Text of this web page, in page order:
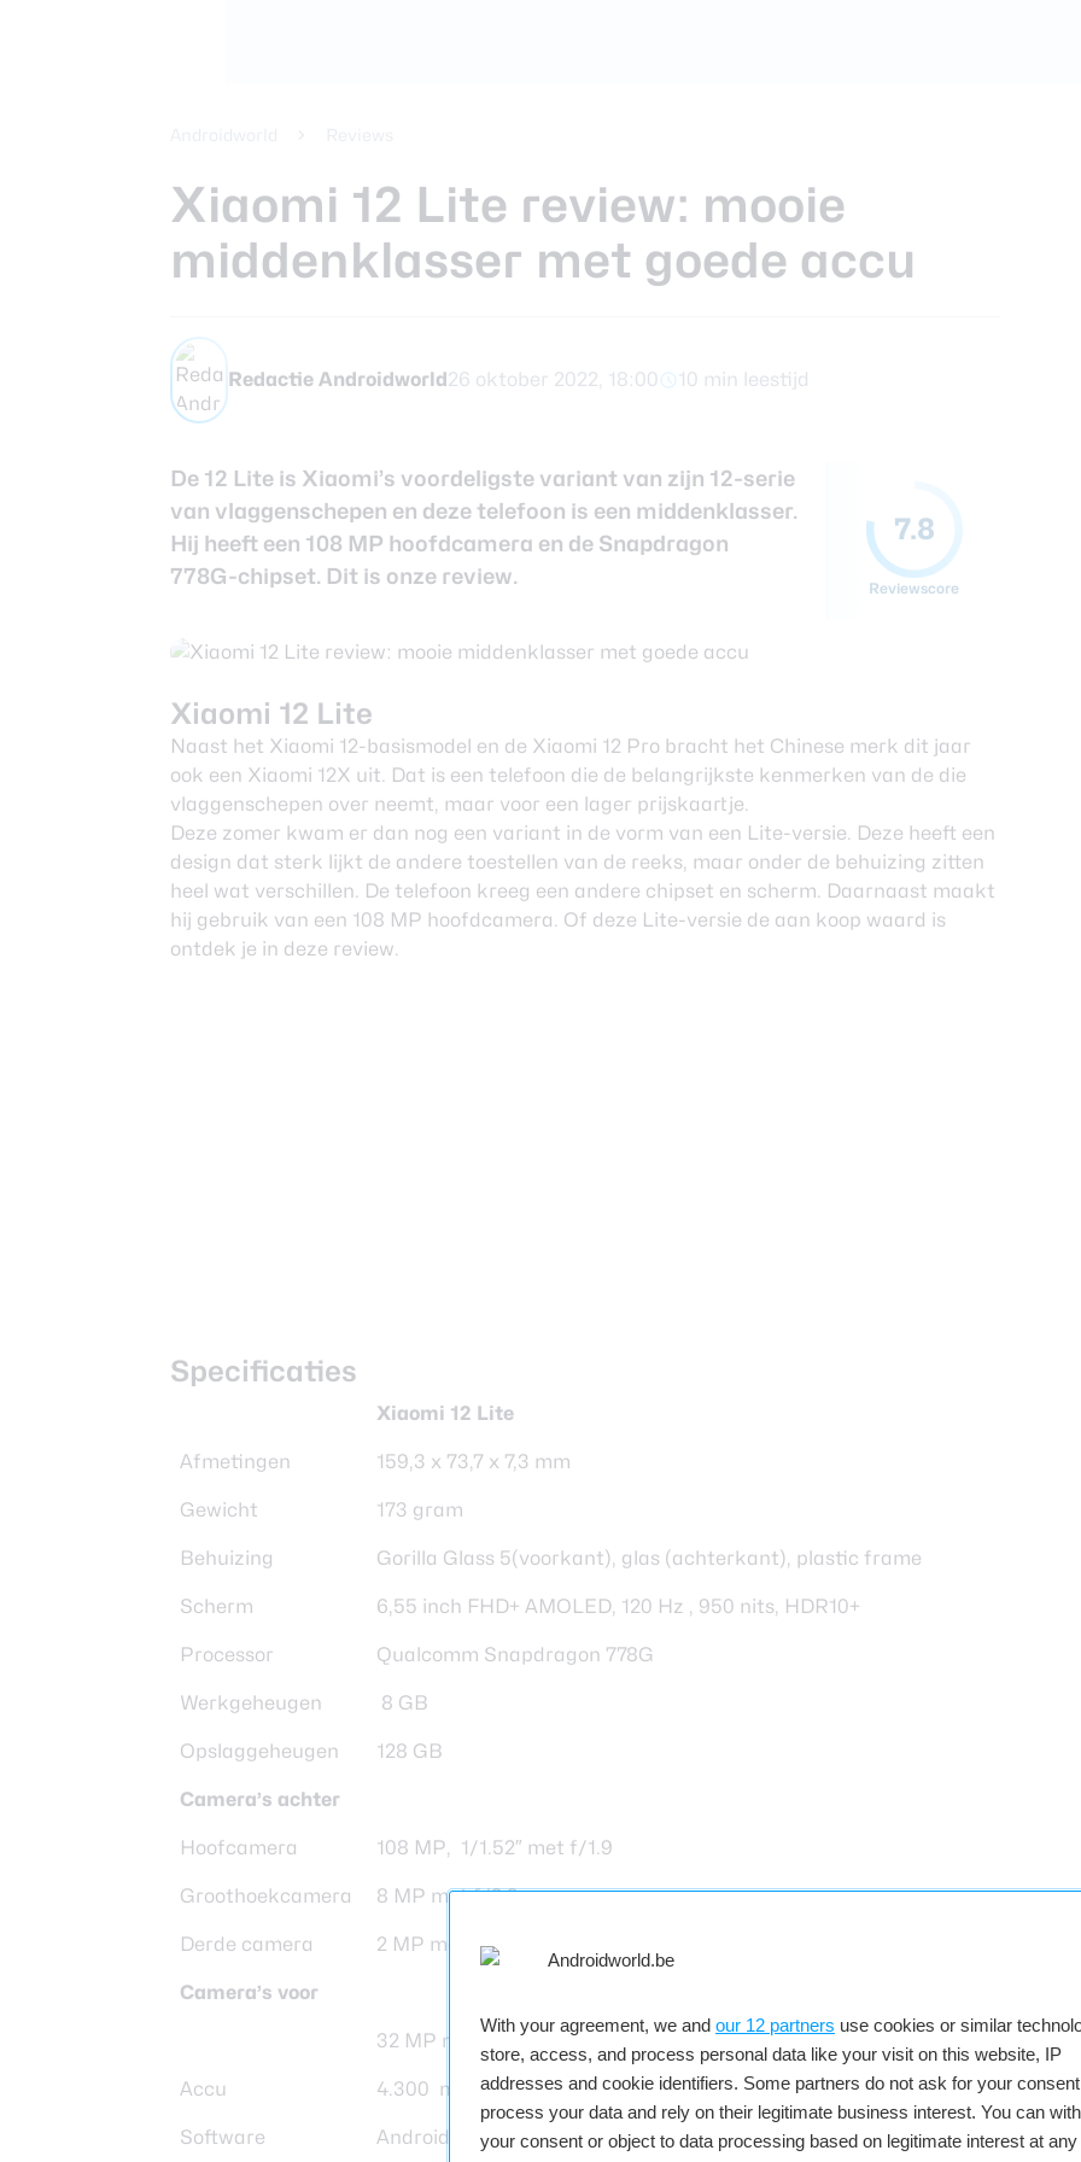
With your agreement, we and our 12 partners use cookies or similar
store, access, and process personal data like your visit on this website, IP
addresses and cookie identifiers. Some partners do not ask for your
process your data and rely on their legitimate business interest. You can
your consent or object to data processing based on legitimate interest at
Xiaomi 12 Lite review: mooie
middenklasser met goede accu
Redactie Androidworld26 oktober 2022, 18:00 10 min leestijd
7.8
Reviewscore
De 12 Lite is Xiaomi’s voordeligste variant van zijn 12-serie
van vlaggenschepen en deze telefoon is een middenklasser.
Hij heeft een 108 MP hoofdcamera en de Snapdragon
778G-chipset. Dit is onze review.
Xiaomi 12 Lite
Naast het Xiaomi 12-basismodel en de Xiaomi 12 Pro bracht het Chinese merk dit jaar
ook een Xiaomi 12X uit. Dat is een telefoon die de belangrijkste kenmerken van de die
vlaggenschepen over neemt, maar voor een lager prijskaartje.
Deze zomer kwam er dan nog een variant in de vorm van een Lite-versie. Deze heeft een
design dat sterk lijkt de andere toestellen van de reeks, maar onder de behuizing zitten
heel wat verschillen. De telefoon kreeg een andere chipset en scherm. Daarnaast maakt
hij gebruik van een 108 MP hoofdcamera. Of deze Lite-versie de aan koop waard is
ontdek je in deze review.
Specificaties
Xiaomi 12 Lite
Afmetingen 159,3 x 73,7 x 7,3 mm
Gewicht 173 gram
Behuizing Gorilla Glass 5(voorkant), glas (achterkant), plastic frame
Scherm 6,55 inch FHD+ AMOLED, 120 Hz , 950 nits, HDR10+
Processor Qualcomm Snapdragon 778G
Werkgeheugen 8 GB
Opslaggeheugen 128 GB
Camera’s achter
Hoofcamera 108 MP, 1/1.52″ met f/1.9
Groothoekcamera 8 MP met f/2.2 13
Derde camera 2 MP macrocamera met f/2.4
Camera’s voor
32 MP met f/2.5 32
Accu 4.300 mAh, 67W snelladen 4.600
Software Android 12, MIUI 13